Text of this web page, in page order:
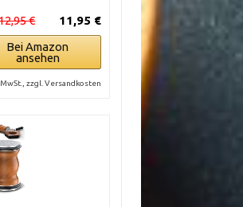
11,95 €
€
Bei Amazon
ansehen
zzgl. Versandkosten